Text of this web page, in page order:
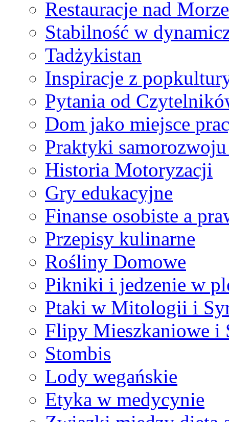
Restauracje nad
Stabilność w
Tadżykistan
Inspiracje z
Pytania od
Dom jako miejsce
Praktyki
Historia Motoryzacji
Gry edukacyjne
Finanse osobiste a
Przepisy kulinarne
Rośliny Domowe
Pikniki i jedzenie w
Ptaki w Mitologii i
Flipy Mieszkaniowe i
Stombis
Lody wegańskie
Etyka w medycynie